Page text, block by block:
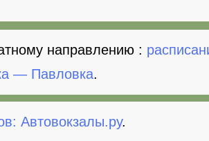
направлению :
— Павловка.
Автовокзалы.ру.